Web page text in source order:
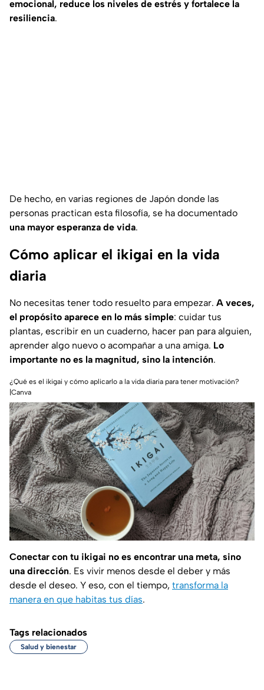
emocional, reduce los niveles de estrés y fortalece la
resiliencia.
De hecho, en varias regiones de Japón donde las
personas practican esta filosofía, se ha documentado
una mayor esperanza de vida.
Cómo aplicar el ikigai en la vida
diaria
No necesitas tener todo resuelto para empezar. A veces,
el propósito aparece en lo más simple: cuidar tus
plantas, escribir en un cuaderno, hacer pan para alguien,
aprender algo nuevo o acompañar a una amiga. Lo
importante no es la magnitud, sino la intención.
¿Qué es el ikigai y cómo aplicarlo a la vida diaria para tener motivación?
|Canva
Conectar con tu ikigai no es encontrar una meta, sino
una dirección. Es vivir menos desde el deber y más
desde el deseo. Y eso, con el tiempo, transforma la
manera en que habitas tus días.
Tags relacionados
Salud y bienestar